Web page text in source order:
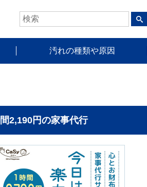
汚れの種類や原因
2,190円の家事代行